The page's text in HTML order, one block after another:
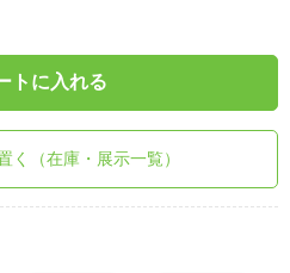
トに入れる
く（在庫・展示一覧）